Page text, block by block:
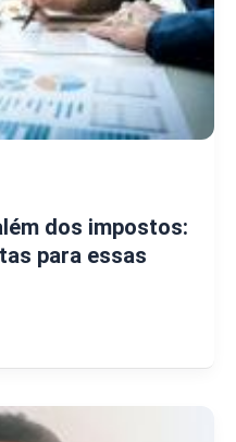
dos impostos:
para essas